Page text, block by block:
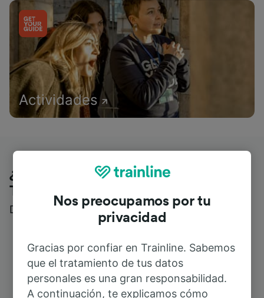
Actividades
¿Qué piensan nuestros clientes de
Trainline?
Descubre reseñas reales de nuestros viajeros
Nos preocupamos por tu
privacidad
Gracias por confiar en Trainline. Sabemos
que el tratamiento de tus datos
personales es una gran responsabilidad.
A continuación, te explicamos cómo